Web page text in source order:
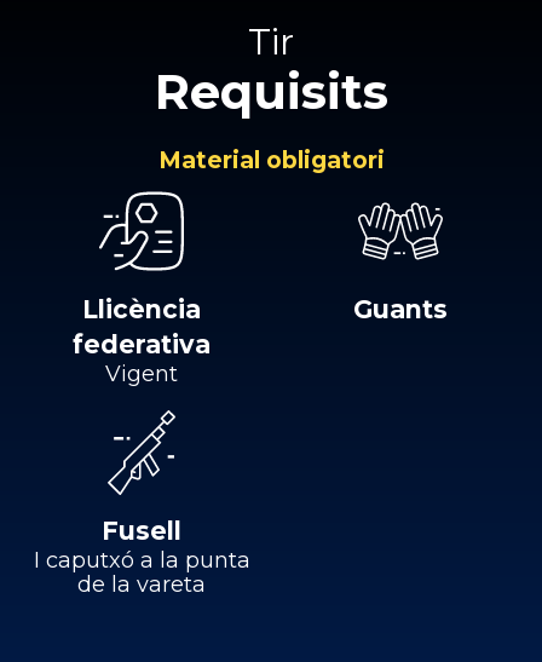
Tir
Requisits
Material obligatori
Llicència
federativa
Vigent
Guants
Fusell
I caputxó a la punta
de la vareta